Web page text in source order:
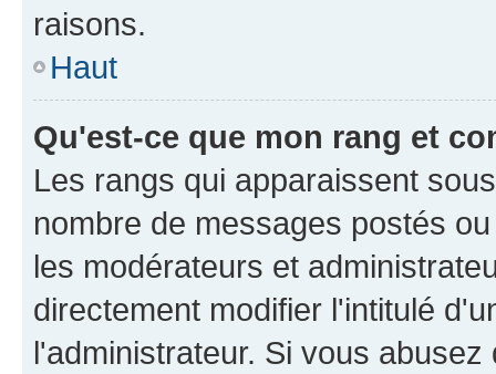
raisons.
Haut
Qu'est-ce que mon rang et
Les rangs qui apparaissent
nombre de messages postés
les modérateurs et
directement modifier l'intitulé
l'administrateur. Si vous